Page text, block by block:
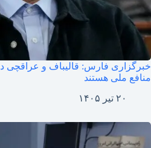
خبرگزاری فارس: قالیباف و
منافع ملی هستند
۲۰ تیر ۱۴۰۵